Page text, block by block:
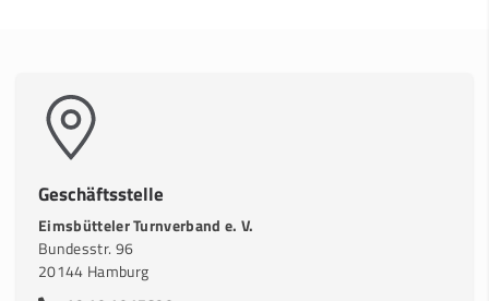
Geschäftsstelle
Eimsbütteler Turnverband e. V.
Bundesstr. 96
20144 Hamburg